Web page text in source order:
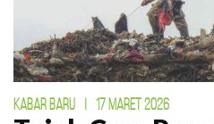
KABAR BARU | 17 MARET 2026